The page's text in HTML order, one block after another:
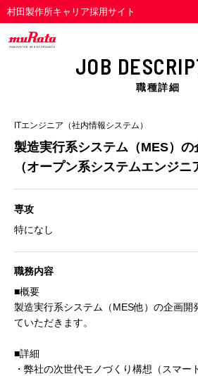
村田製作所キャリア採用サイト
JOB
職種詳細
ITエンジニア（社内情報システム）
製造実行系システム（MES）の
（オープン系システムエンジニ
専攻
特になし
職務内容
■概要
製造実行系システム（MES他）の企画開
ていただきます。
■詳細
・弊社の次世代モノづくり構想（スマー